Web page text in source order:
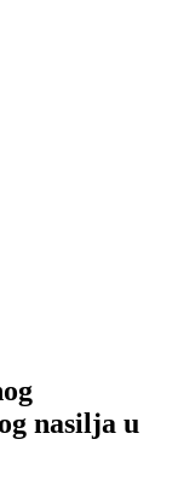
nasilja u